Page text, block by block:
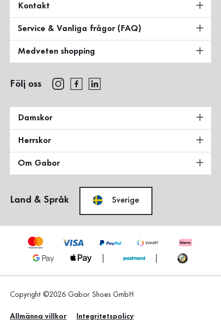
Kontakt
Service & Vanliga frågor (FAQ)
Medveten shopping
Följ oss
Damskor
Herrskor
Om Gabor
Land & Språk Sverige
Copyright ©2026 Gabor Shoes GmbH
Allmänna villkor Integritetspolicy